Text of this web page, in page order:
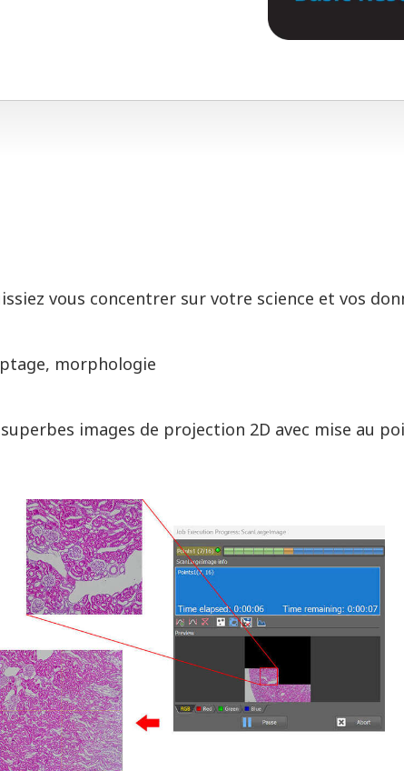
vous concentrer sur votre science et vos
morphologie
images de projection 2D avec mise au